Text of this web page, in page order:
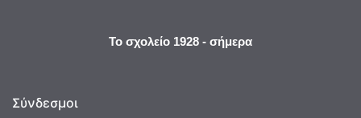
Το σχολείο 1928 - σήμερα
Σύνδεσμοι